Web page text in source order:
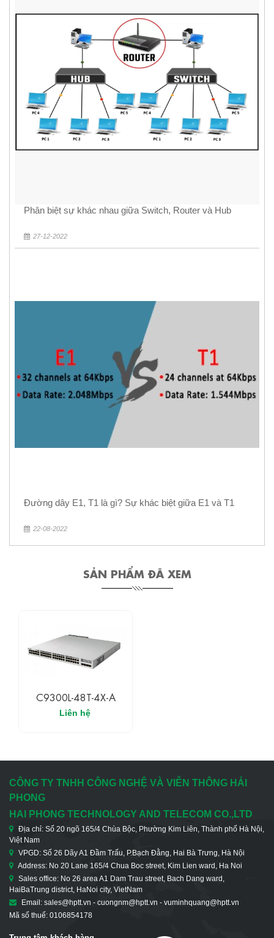
Phân biệt sự khác nhau giữa Switch, Router và Hub
27-12-2022
Đường dây E1, T1 là gì? Sự khác biệt giữa E1 và T1
22-08-2022
SẢN PHẨM ĐÃ XEM
C9300L-48T-4X-A
Liên hệ
CÔNG TY TNHH CÔNG NGHỆ VÀ VIỄN THÔNG HẢI
PHONG
HAI PHONG TECHNOLOGY AND TELECOM CO.,LTD
Địa chỉ: Số 20 ngõ 165/4 Chùa Bộc, Phường Kim Liên, Thành phố Hà Nội,
Việt Nam
VPGD: Số 26 Dãy A1 Đầm Trấu, P.Bạch Đằng, Hai Bà Trưng, Hà Nội
Address: No 20 Lane 165/4 Chua Boc street, Kim Lien ward, Ha Noi
Sales office: No 26 area A1 Dam Trau street, Bach Dang ward,
HaiBaTrung district, HaNoi city, VietNam
Email: sales@hptt.vn - cuongnm@hptt.vn - vuminhquang@hptt.vn
Mã số thuế: 0106854178